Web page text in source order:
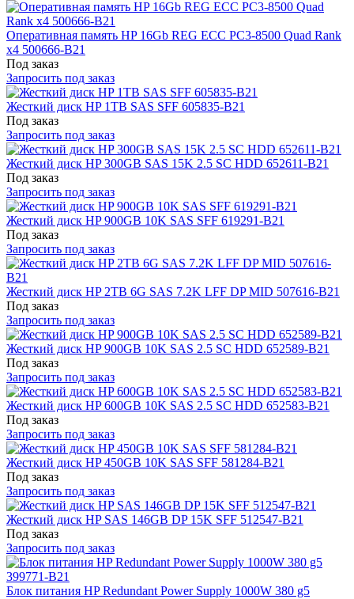
Оперативная память HP 16Gb REG ECC PC3-8500 Quad Rank
x4 500666-B21
Под заказ
Запросить под заказ
Жесткий диск HP 1TB SAS SFF 605835-B21
Под заказ
Запросить под заказ
Жесткий диск HP 300GB SAS 15K 2.5 SC HDD 652611-B21
Под заказ
Запросить под заказ
Жесткий диск HP 900GB 10K SAS SFF 619291-B21
Под заказ
Запросить под заказ
Жесткий диск HP 2TB 6G SAS 7.2K LFF DP MID 507616-B21
Под заказ
Запросить под заказ
Жесткий диск HP 900GB 10K SAS 2.5 SC HDD 652589-B21
Под заказ
Запросить под заказ
Жесткий диск HP 600GB 10K SAS 2.5 SC HDD 652583-B21
Под заказ
Запросить под заказ
Жесткий диск HP 450GB 10K SAS SFF 581284-B21
Под заказ
Запросить под заказ
Жесткий диск HP SAS 146GB DP 15K SFF 512547-B21
Под заказ
Запросить под заказ
Блок питания HP Redundant Power Supply 1000W 380 g5